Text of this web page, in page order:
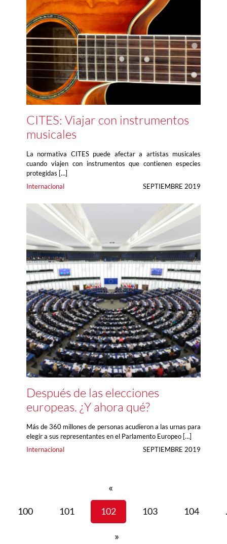
CITES: Viajar con instrumentos
musicales
La normativa CITES puede afectar a artistas musicales
cuando viajen con instrumentos que contienen especies
protegidas […]
Internacional
SEPTIEMBRE 2019
Después de las elecciones
europeas. ¿Y ahora qué?
Más de 360 millones de personas acudieron a las urnas para
elegir a sus representantes en el Parlamento Europeo […]
Internacional
SEPTIEMBRE 2019
«
100 101 102 103 104
»